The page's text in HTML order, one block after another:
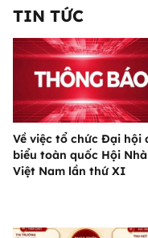
TIN TỨC
Về việc tổ chức Đại hội
biểu toàn quốc Hội
Việt Nam lần thứ XI